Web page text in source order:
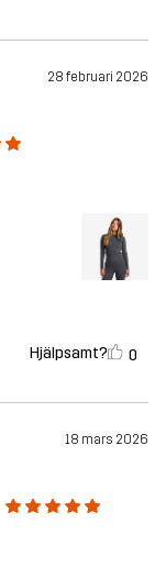
28 februari 2026
Hjälpsamt? 0
18 mars 2026